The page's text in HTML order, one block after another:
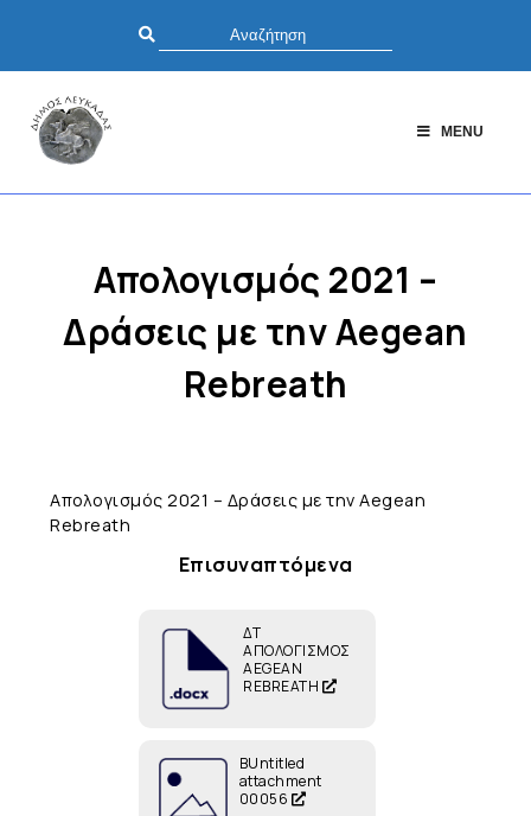
MENU
Απολογισμός 2021 –
Δράσεις με την Aegean
Rebreath
Απολογισμός 2021 – Δράσεις με την Aegean
Rebreath
Επισυναπτόμενα
ΔΤ
ΑΠΟΛΟΓΙΣΜΟΣ
AEGEAN
REBREATH
ΒUntitled
attachment
00056